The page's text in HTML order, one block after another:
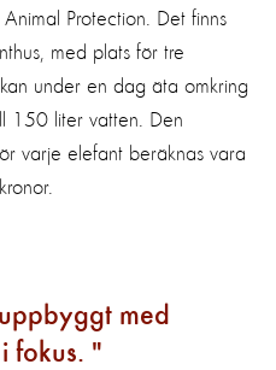
Protection. Det finns
med plats för tre
under en dag äta omkring
150 liter vatten. Den
varje elefant beräknas vara
med
fokus.